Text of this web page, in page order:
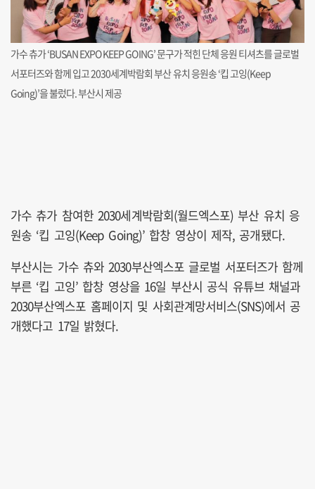
가수 츄가 ‘BUSAN EXPO KEEP GOING’ 문구가 적힌 단체 응원 티셔츠를 글로벌
서포터즈와 함께 입고 2030세계박람회 부산 유치 응원송 ‘킵 고잉(Keep
Going)’을 불렀다. 부산시 제공
가수 츄가 참여한 2030세계박람회(월드엑스포) 부산 유치 응
원송 ‘킵 고잉(Keep Going)’ 합창 영상이 제작, 공개됐다.
부산시는 가수 츄와 2030부산엑스포 글로벌 서포터즈가 함께
부른 ‘킵 고잉’ 합창 영상을 16일 부산시 공식 유튜브 채널과
2030부산엑스포 홈페이지 및 사회관계망서비스(SNS)에서 공
개했다고 17일 밝혔다.